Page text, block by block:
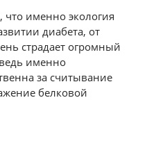
именно экология
диабета, от
страдает огромный
именно
за считывание
белковой